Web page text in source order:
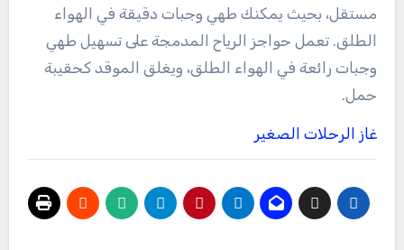
مستقل، بحيث يمكنك طهي وجبات دقيقة في الهواء
الطلق. تعمل حواجز الرياح المدمجة على تسهيل طهي
وجبات رائعة في الهواء الطلق، ويغلق الموقد كحقيبة
حمل.
غاز الرحلات الصغير